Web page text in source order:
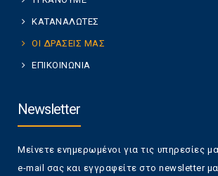
ΚΑΤΑΝΑΛΩΤΕΣ
ΟΙ ΔΡΑΣΕΙΣ ΜΑΣ
ΕΠΙΚΟΙΝΩΝΙΑ
Newsletter
Μείνετε ενημερωμένοι για τις υπηρεσίες
e-mail σας και εγγραφείτε στο newsletter